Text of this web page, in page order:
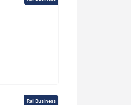
Rail Business